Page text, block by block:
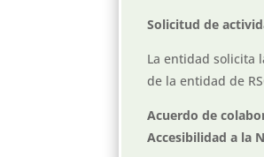
Solicitud de
La entidad solicita
de la entidad de
Acuerdo de
Accesibilidad a la